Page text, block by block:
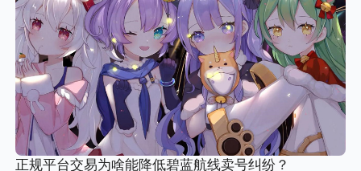
正规平台交易为啥能降低碧蓝航线卖号纠纷？